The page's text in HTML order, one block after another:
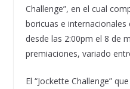
Challenge”, en el cual
boricuas e
desde las 2:00pm el 8 de
premiaciones, variado
El “Jockette Challenge”